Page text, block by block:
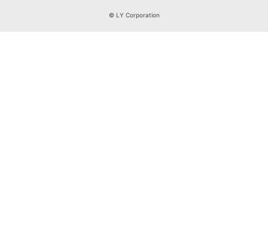
© LY Corporation